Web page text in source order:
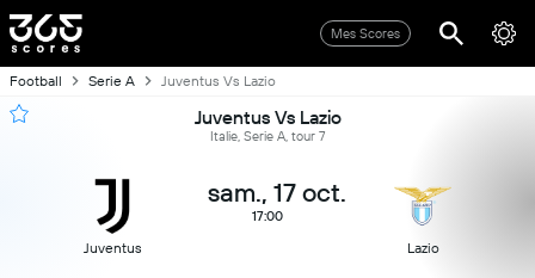
Mes Scores
Football Serie A Juventus Vs Lazio
Juventus Vs Lazio
Italie, Serie A, tour 7
Juventus
sam., 17 oct.
17:00
Lazio